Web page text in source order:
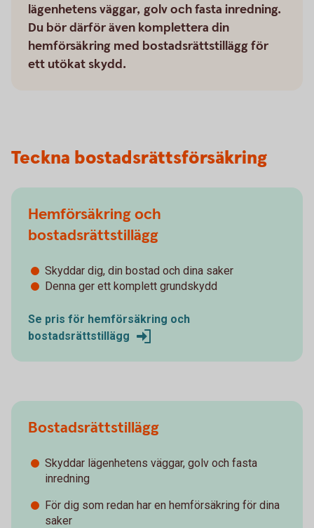
lägenhetens väggar, golv och fasta inredning.
Du bör därför även komplettera din
hemförsäkring med bostadsrättstillägg för
ett utökat skydd.
Teckna bostadsrättsförsäkring
Hemförsäkring och
bostadsrättstillägg
Skyddar dig, din bostad och dina saker
Denna ger ett komplett grundskydd
Se pris för hemförsäkring och
bostadsrättstillägg
Bostadsrättstillägg
Skyddar lägenhetens väggar, golv och fasta
inredning
För dig som redan har en hemförsäkring för dina
saker